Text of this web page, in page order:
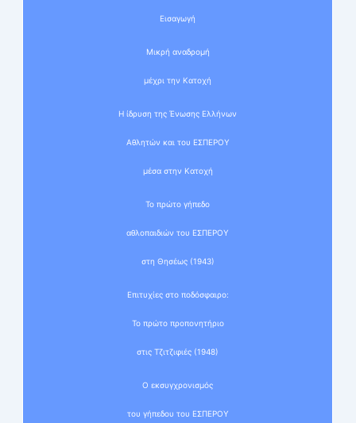
Εισαγωγή
Μικρή αναδρομή
μέχρι την Κατοχή
Η ίδρυση της Ένωσης Ελλήνων
Αθλητών και του ΕΣΠΕΡΟΥ
μέσα στην Κατοχή
Το πρώτο γήπεδο
αθλοπαιδιών του ΕΣΠΕΡΟΥ
στη Θησέως (1943)
Επιτυχίες στο ποδόσφαιρο:
Το πρώτο προπονητήριο
στις Τζιτζιφιές (1948)
Ο εκσυγχρονισμός
του γήπεδου του ΕΣΠΕΡΟΥ